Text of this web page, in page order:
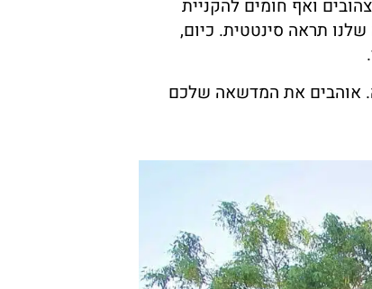
ואף חומים להקניית
תראה סינטטית. כיום,
אוהבים את המדשאה שלכם